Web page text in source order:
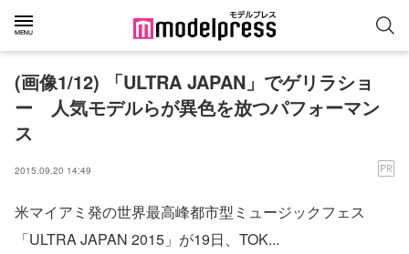
(画像1/12) 「ULTRA JAPAN」でゲリラショ
ー 人気モデルらが異色を放つパフォーマン
ス
2015.09.20 14:49
米マイアミ発の世界最高峰都市型ミュージックフェス
「ULTRA JAPAN 2015」が19日、TOK...